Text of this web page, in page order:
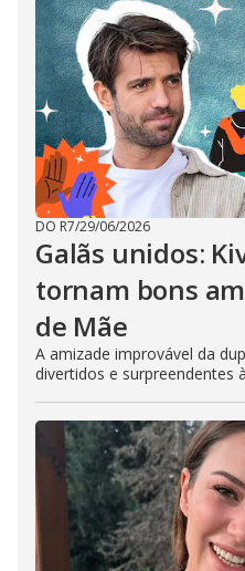
DO R7/29/06/2026
Galãs unidos:
tornam bons
de Mãe
A amizade improvável da
divertidos e surpreendentes